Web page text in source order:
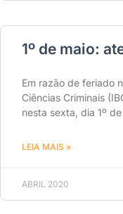
1º de maio:
Em razão de feriado
Ciências Criminais
nesta sexta, dia 1º de
LEIA MAIS »
ABRIL 2020